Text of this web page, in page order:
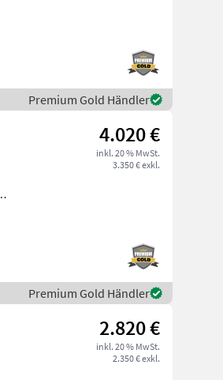
Premium Gold Händler
4.020 €
inkl. 20 % MwSt.
3.350 € exkl.
Premium Gold Händler
2.820 €
inkl. 20 % MwSt.
2.350 € exkl.